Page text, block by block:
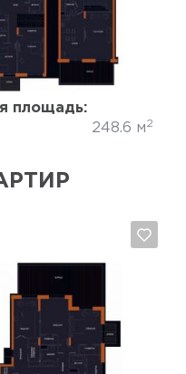
площадь:
248.6 м2